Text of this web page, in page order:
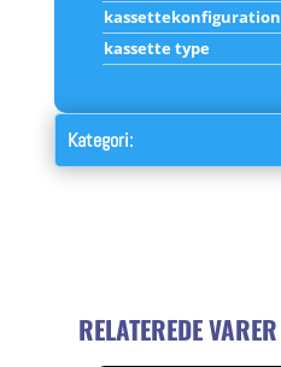
kassettekonfiguration
kassette type
Kategori:
RELATEREDE VARER